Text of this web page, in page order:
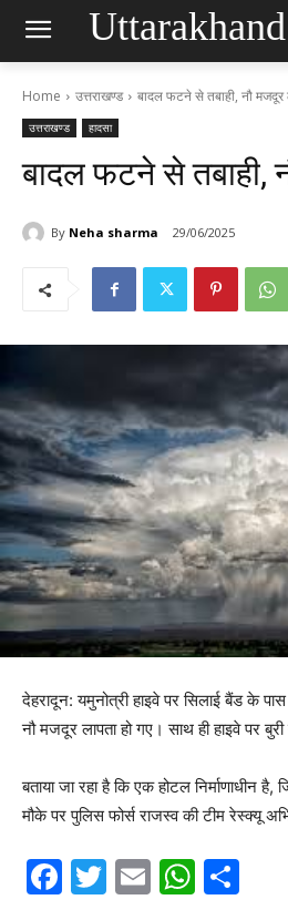
Home उत्तराखण्ड बादल फटने से तबाही, नौ मजदूर
उत्तराखण्ड हादसा
बादल फटने से तबाही,
By Neha sharma 29/06/2025
देहरादून: यमुनोत्री हाइवे पर सिलाई बैंड के
नौ मजदूर लापता हो गए। साथ ही हाइवे पर बुरी
बताया जा रहा है कि एक होटल निर्माणाधीन
मौके पर पुलिस फोर्स राजस्व की टीम रेस्क्यू
F
T
E
W